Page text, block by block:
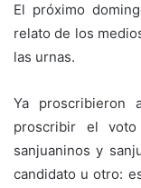
El próximo
relato de los
las urnas.
Ya
proscribir el
sanjuaninos y
candidato u otro: